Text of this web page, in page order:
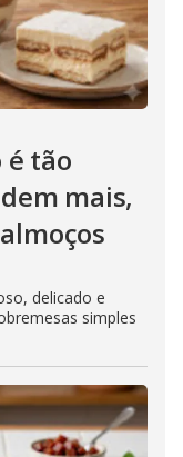
é tão
mais,
delicado e
simples